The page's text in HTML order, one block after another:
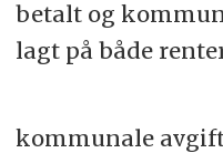
betalt og
lagt på både
kommunale